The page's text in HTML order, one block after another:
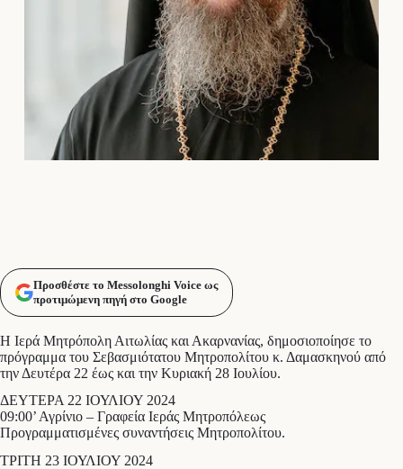
Προσθέστε το Messolonghi Voice ως
προτιμώμενη πηγή στο Google
Η Ιερά Μητρόπολη Αιτωλίας και Ακαρνανίας, δημοσιοποίησε το
πρόγραμμα του Σεβασμιότατου Μητροπολίτου κ. Δαμασκηνού από
την Δευτέρα 22 έως και την Κυριακή 28 Ιουλίου.
ΔΕΥΤΕΡΑ 22 ΙΟΥΛΙΟΥ 2024
09:00’ Αγρίνιο – Γραφεία Ιεράς Μητροπόλεως
Προγραμματισμένες συναντήσεις Μητροπολίτου.
ΤΡΙΤΗ 23 ΙΟΥΛΙΟΥ 2024